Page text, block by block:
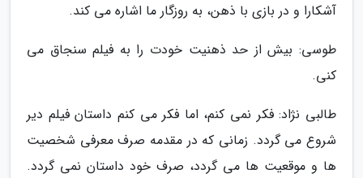
آشکارا و در بازی با ذهن، به روزگار ما اشاره می کند.
طوسی: بیش از حد ذهنیت خودت را به فیلم سنجاق می
کنی.
طالبی نژاد: فکر نمی کنم، اما فکر می کنم داستان فیلم دیر
شروع می گردد. زمانی که در مقدمه صرف معرفی شخصیت
ها و موقعیت ها می گردد، صرف خود داستان نمی گردد.